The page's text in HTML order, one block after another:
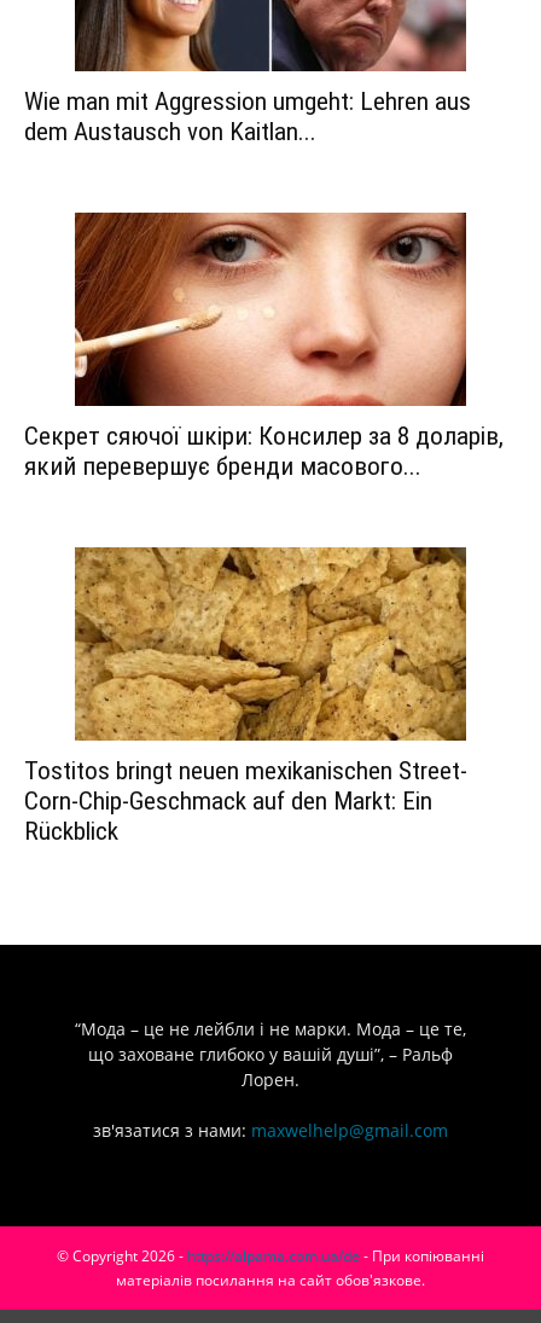
Wie man mit Aggression umgeht: Lehren aus
dem Austausch von Kaitlan...
Секрет сяючої шкіри: Консилер за 8 доларів,
який перевершує бренди масового...
Tostitos bringt neuen mexikanischen Street-
Corn-Chip-Geschmack auf den Markt: Ein
Rückblick
“Мода – це не лейбли і не марки. Мода – це те,
що заховане глибоко у вашій душі”, – Ральф
Лорен.
зв'язатися з нами: maxwelhelp@gmail.com
© Copyright 2026 - https://alpama.com.ua/de - При копіюванні
матеріалів посилання на сайт обов'язкове.